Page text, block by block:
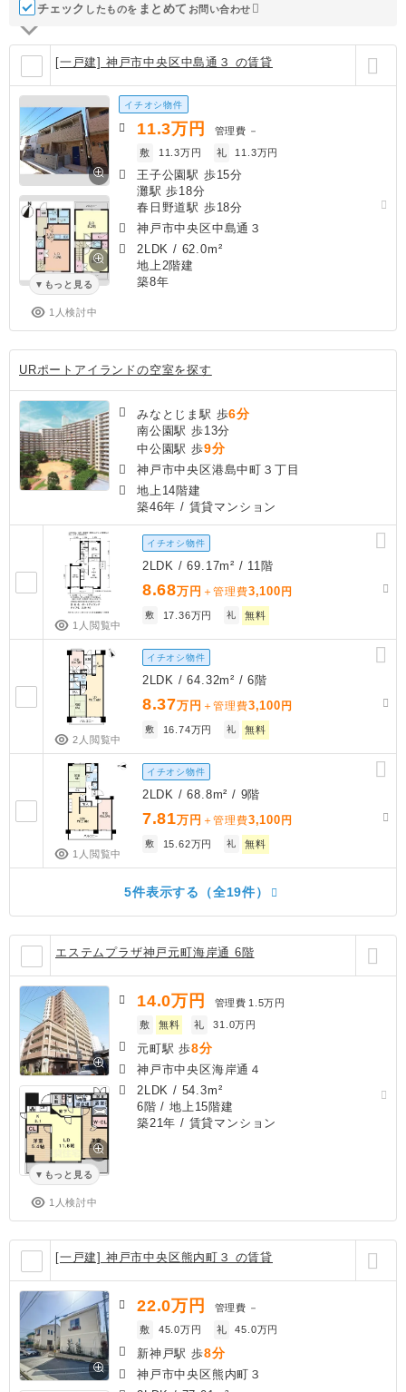
チェック したものを ま と めて お問い合わせ
[一戸建] 神戸市中央区中島通３ の賃貸
もっと見る
1人検討中
イチオシ物件
11.3万円 管理費 －
敷
11.3万円 礼 11.3万円
王子公園駅 歩15分
灘駅 歩18分
春日野道駅 歩18分
神戸市中央区中島通３
2LDK / 62.0m²
地上2階建
築8年
URポートアイランドの空室を探す
みなとじま駅 歩6分
南公園駅 歩13分
中公園駅 歩9分
神戸市中央区港島中町３丁目
地上14階建
築46年 / 賃貸マンション
1人閲覧中
イチオシ物件
2LDK / 69.17m² / 11階
8.68万円 ＋管理費3,100 円
敷 17.36万円 礼 無料
2人閲覧中
イチオシ物件
2LDK / 64.32m² / 6階
8.37万円 ＋管理費3,100 円
敷 16.74万円 礼 無料
1人閲覧中
イチオシ物件
2LDK / 68.8m² / 9階
7.81万円 ＋管理費3,100 円
敷 15.62万円 礼 無料
5件表示する（全19件）
エステムプラザ神戸元町海岸通 6階
もっと見る
1人検討中
14.0万円 管理費 1.5万円
敷
無料 礼 31.0万円
元町駅 歩8分
神戸市中央区海岸通４
2LDK / 54.3m²
6階 / 地上15階建
築21年 / 賃貸マンション
[一戸建] 神戸市中央区熊内町３ の賃貸
22.0万円 管理費 －
敷
45.0万円 礼 45.0万円
新神戸駅 歩8分
神戸市中央区熊内町３